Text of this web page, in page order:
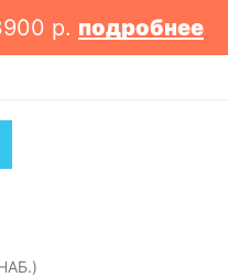
р. подробнее
сковороды,